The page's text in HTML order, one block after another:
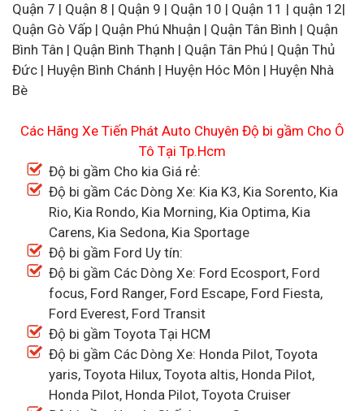
Quận 7 | Quận 8 | Quận 9 | Quận 10 | Quận 11 | quận 12|
Quận Gò Vấp | Quận Phú Nhuận | Quận Tân Bình | Quận
Bình Tân | Quận Bình Thạnh | Quận Tân Phú | Quận Thủ
Đức | Huyện Bình Chánh | Huyện Hóc Môn | Huyện Nhà
Bè
Các Hãng Xe Tiến Phát Auto Chuyên Độ bi gầm Cho Ô
Tô Tại Tp.Hcm
Độ bi gầm Cho kia Giá rẻ:
Độ bi gầm Các Dòng Xe: Kia K3, Kia Sorento, Kia
Rio, Kia Rondo, Kia Morning, Kia Optima, Kia
Carens, Kia Sedona, Kia Sportage
Độ bi gầm Ford Uy tín:
Độ bi gầm Các Dòng Xe: Ford Ecosport, Ford
focus, Ford Ranger, Ford Escape, Ford Fiesta,
Ford Everest, Ford Transit
Độ bi gầm Toyota Tại HCM
Độ bi gầm Các Dòng Xe: Honda Pilot, Toyota
yaris, Toyota Hilux, Toyota altis, Honda Pilot,
Honda Pilot, Honda Pilot, Toyota Cruiser